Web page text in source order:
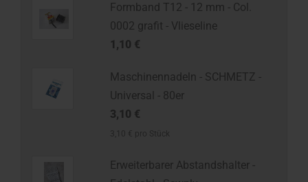
Formband T12 - 12 mm - Col.
0002 grafit - Vlieseline
1,10 €
Maschinennadeln - SCHMETZ -
Universal - 80er
3,10 €
Erweiterbarer Abstandshalter -